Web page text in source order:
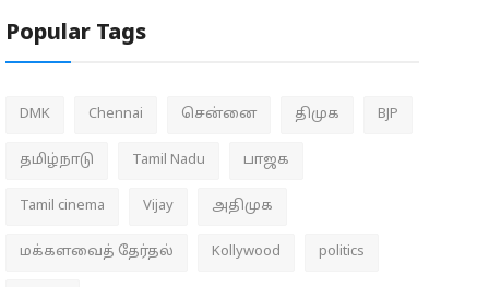
Popular Tags
DMK Chennai சென்னை திமுக BJP
தமிழ்நாடு Tamil Nadu பாஜக
Tamil cinema Vijay அதிமுக
மக்களவைத் தேர்தல் Kollywood politics